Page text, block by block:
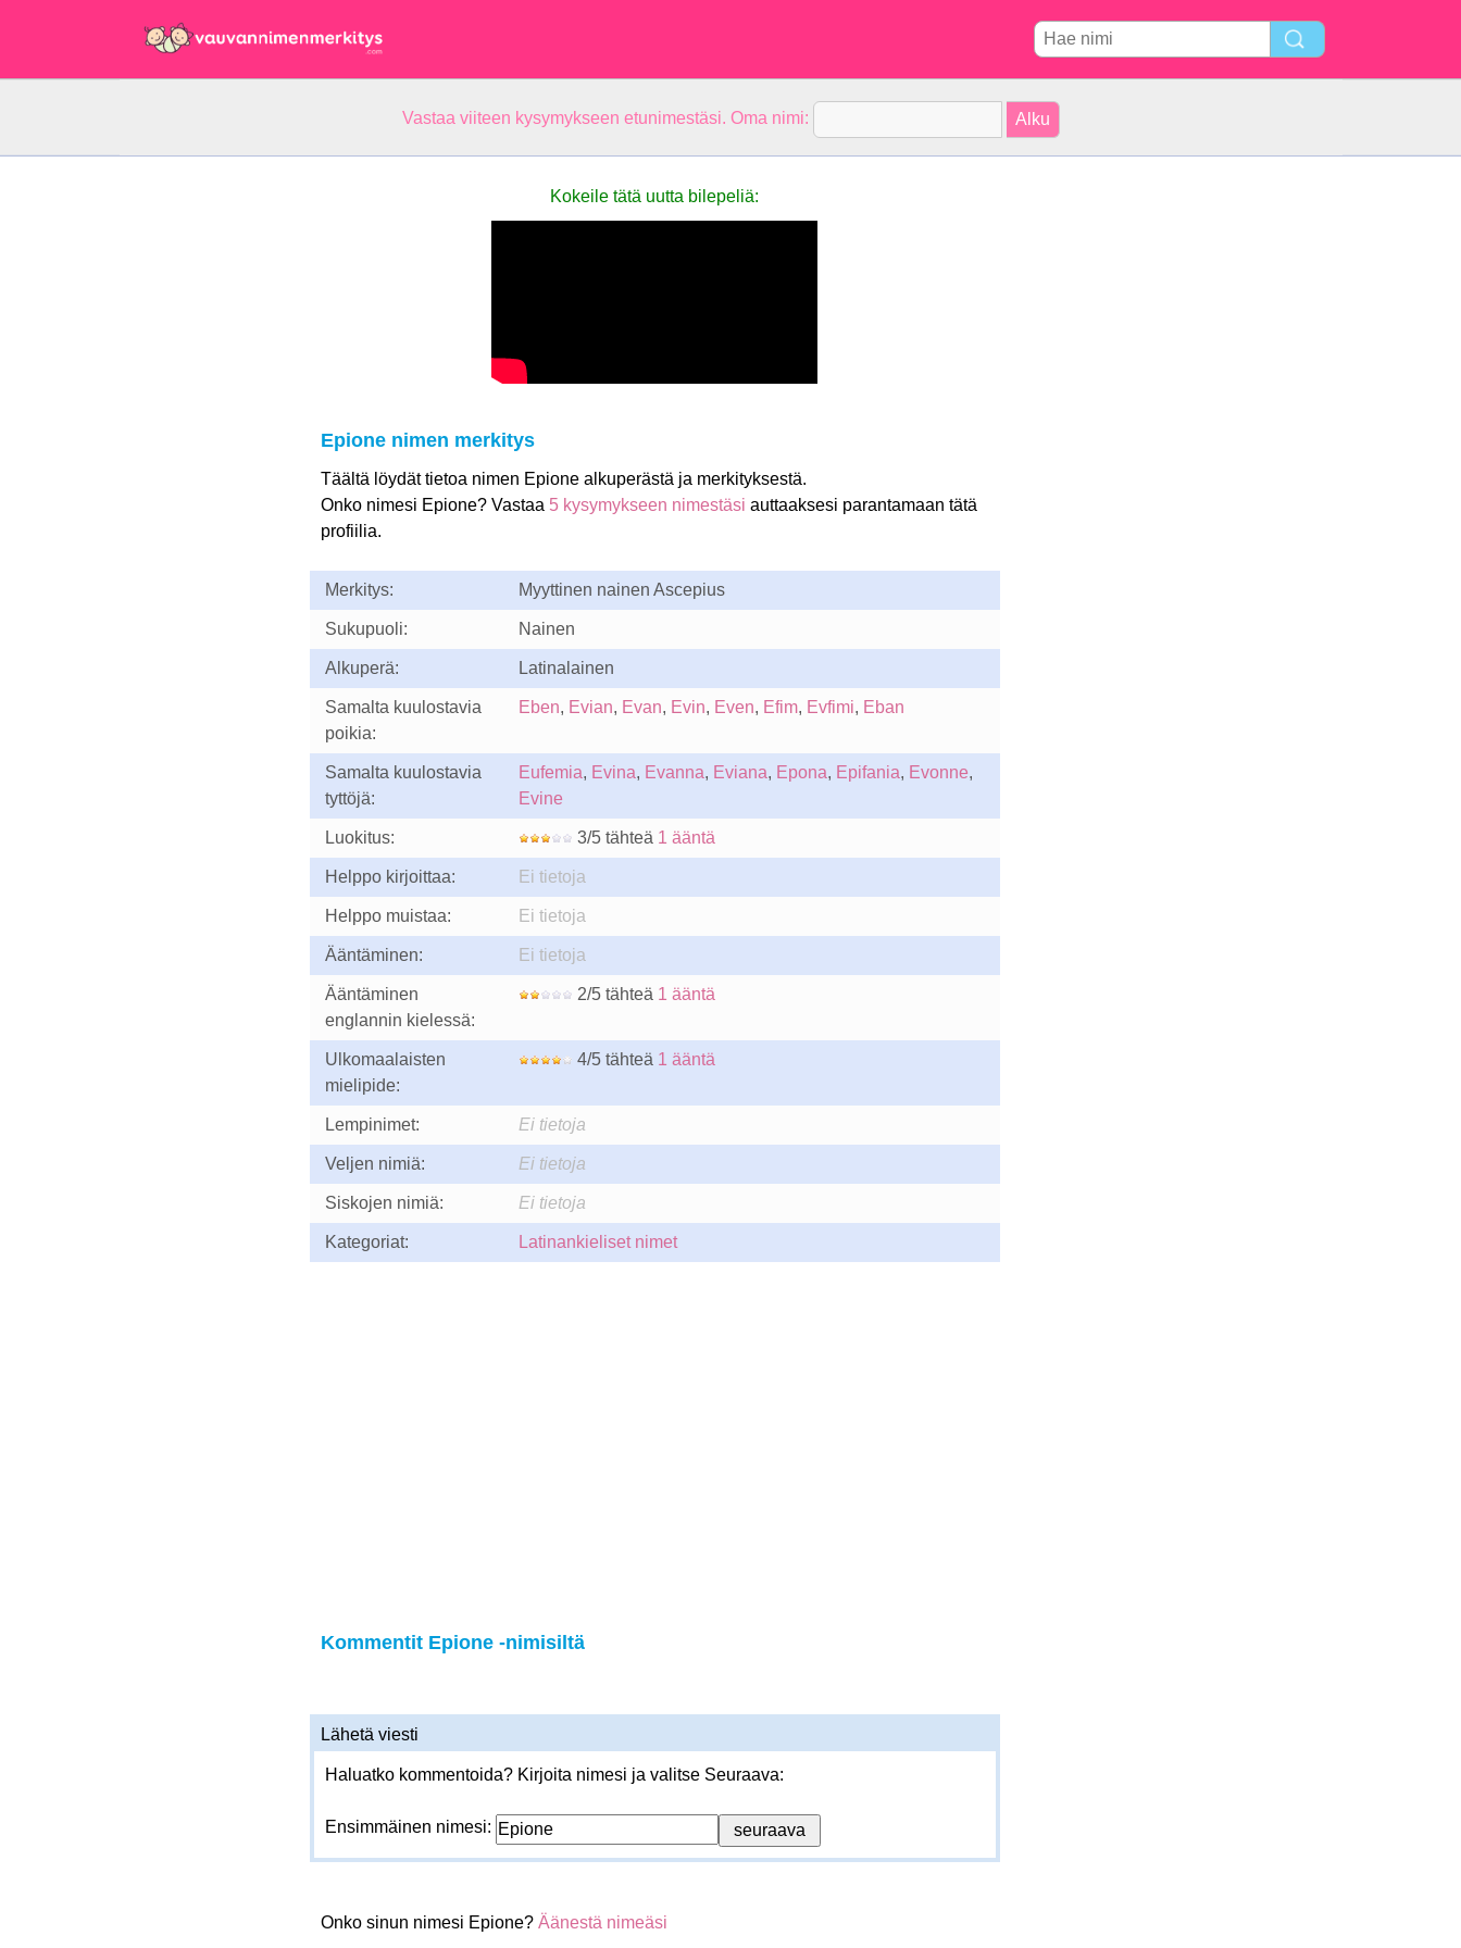
Vastaa viiteen kysymykseen etunimestäsi. Oma nimi:
Kokeile tätä uutta bilepeliä:
Epione nimen merkitys
Täältä löydät tietoa nimen Epione alkuperästä ja merkityksestä.
Onko nimesi Epione? Vastaa 5 kysymykseen nimestäsi auttaaksesi parantamaan tätä
profiilia.
Merkitys: Myyttinen nainen Ascepius
Sukupuoli: Nainen
Alkuperä: Latinalainen
Samalta kuulostavia
poikia:
Eben, Evian, Evan, Evin, Even, Efim, Evfimi, Eban
Samalta kuulostavia
tyttöjä:
Eufemia, Evina, Evanna, Eviana, Epona, Epifania, Evonne,
Evine
Luokitus: 3/5 tähteä 1 ääntä
Helppo kirjoittaa: Ei tietoja
Helppo muistaa: Ei tietoja
Ääntäminen: Ei tietoja
Ääntäminen
englannin kielessä:
2/5 tähteä 1 ääntä
Ulkomaalaisten
mielipide:
4/5 tähteä 1 ääntä
Lempinimet: Ei tietoja
Veljen nimiä: Ei tietoja
Siskojen nimiä: Ei tietoja
Kategoriat: Latinankieliset nimet
Kommentit Epione -nimisiltä
Lähetä viesti
Haluatko kommentoida? Kirjoita nimesi ja valitse Seuraava:
Ensimmäinen nimesi:
Onko sinun nimesi Epione? Äänestä nimeäsi